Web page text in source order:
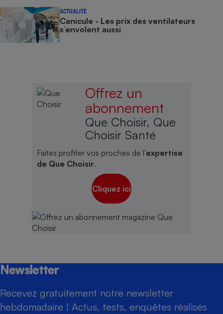
ACTUALITÉ
Canicule - Les prix des ventilateurs
s’envolent aussi
Offrez un
abonnement
Que Choisir, Que
Choisir Santé
Faites profiter vos proches de l'expertise
de Que Choisir.
Cliquez ici
Newsletter
Recevez gratuitement notre newsletter
hebdomadaire ! Actus, tests, enquêtes réalisés